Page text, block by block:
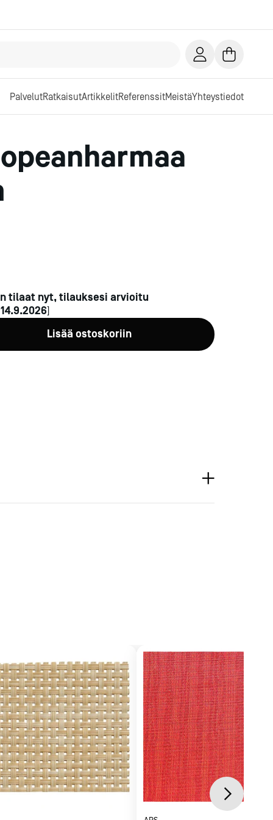
PalvelutRatkaisutArtikkelitReferenssitMeistäYhteystiedot
tilaat nyt, tilauksesi arvioitu
14.9.2026]
Lisää ostoskoriin